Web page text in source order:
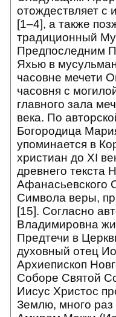
отождествляет
[1–4], а также
традиционный
Предпоследним
Яхью в
часовне мечети
часовня с
главного зала
века. По
Богородица
упоминается в
христиан до XI
древнего текста
Афанасьевского
Символа веры,
[15]. Согласно
Владимировна
Предтечи в
духовный отец
Архиепископ
Соборе Святой
Иисус Христос
Землю, много